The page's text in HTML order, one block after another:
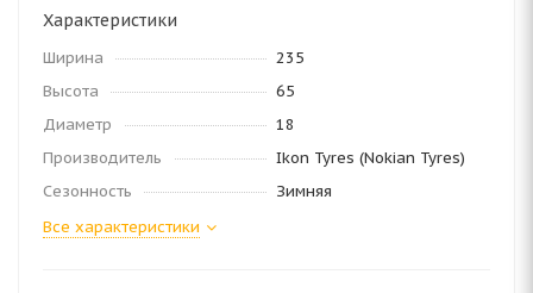
Характеристики
Ширина
235
Высота
65
Диаметр
18
Производитель
Ikon Tyres (Nokian Tyres)
Сезонность
Зимняя
Все характеристики